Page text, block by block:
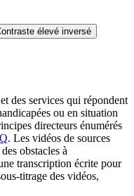
élevé inversé
des services qui répondent
ou en situation
directeurs énumérés
. Les vidéos de sources
obstacles à
transcription écrite pour
titrage des vidéos,